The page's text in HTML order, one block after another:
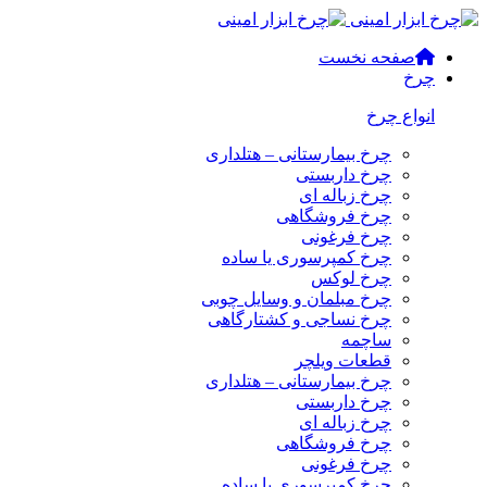
صفحه نخست
چرخ
انواع چرخ
چرخ بیمارستانی – هتلداری
چرخ داربستی
چرخ زباله ای
چرخ فروشگاهی
چرخ فرغونی
چرخ کمپرسوری یا ساده
چرخ لوکس
چرخ مبلمان و وسایل چوبی
چرخ نساجی و کشتارگاهی
ساچمه
قطعات ویلچر
چرخ بیمارستانی – هتلداری
چرخ داربستی
چرخ زباله ای
چرخ فروشگاهی
چرخ فرغونی